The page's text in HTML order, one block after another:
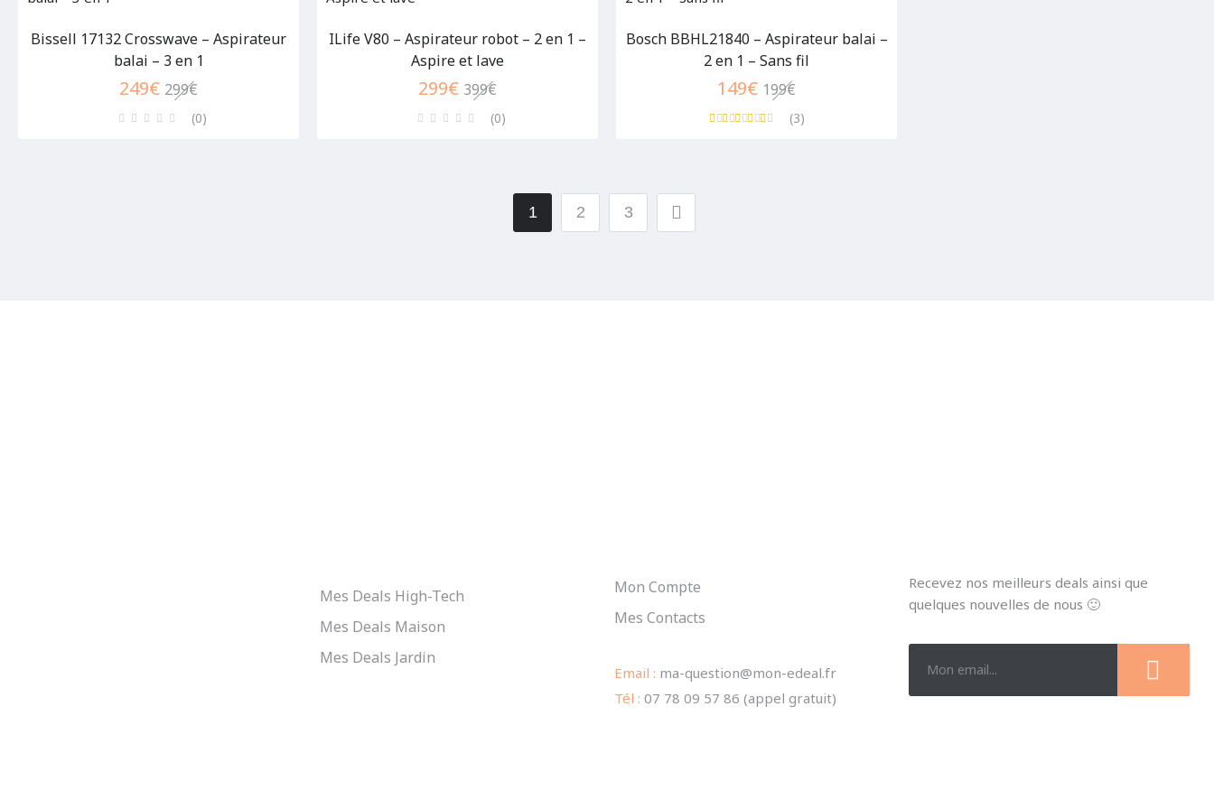
Bissell 17132 Crosswave – Aspirateur
balai – 3 en 1
299€
249€
(0)
ILife V80 – Aspirateur robot – 2 en 1 –
Aspire et lave
399€
299€
(0)
Bosch BBHL21840 – Aspirateur balai –
2 en 1 – Sans fil
199€
149€
(3)
1 2 3
Mes Deals High-Tech
Mes Deals Maison
Mes Deals Jardin
Mon Compte
Mes Contacts
Email : ma-question@mon-edeal.fr
Tél : 07 78 09 57 86 (appel gratuit)
Recevez nos meilleurs deals ainsi que
quelques nouvelles de nous 🙂